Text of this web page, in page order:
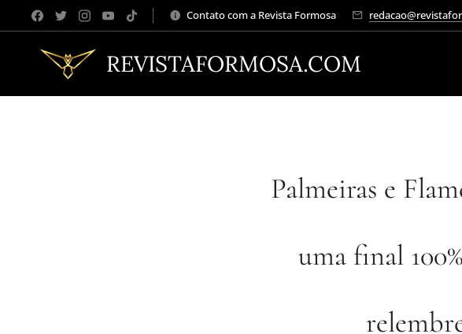
Contato com a Revista Formosa
REVISTAFORMOSA.COM
Palmeiras e
uma final